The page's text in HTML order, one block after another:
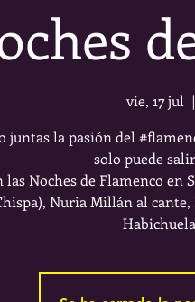
vie, 17 jul
  |
juntas la pasión del
solo puede
las Noches de Flamenco en
Nuria Millán al